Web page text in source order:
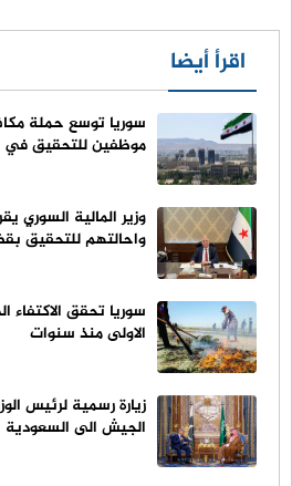
اقرأ أيضا
سوريا توسع حملة
موظفين للتحقيق في
واحالتهم للتحقيق
سوريا تحقق الاكتفاء
الاولى منذ سنوات
زيارة رسمية لرئيس
الجيش الى السعودية